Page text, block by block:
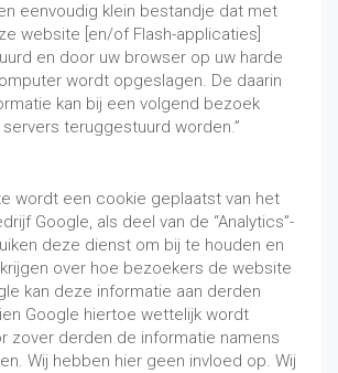
eenvoudig klein bestandje dat met
website [en/of Flash-applicaties]
en door uw browser op uw harde
wordt opgeslagen. De daarin
kan bij een volgend bezoek
teruggestuurd worden.”
wordt een cookie geplaatst van het
Google, als deel van de “Analytics”-
deze dienst om bij te houden en
over hoe bezoekers de website
kan deze informatie aan derden
Google hiertoe wettelijk wordt
zover derden de informatie namens
Wij hebben hier geen invloed op. Wij